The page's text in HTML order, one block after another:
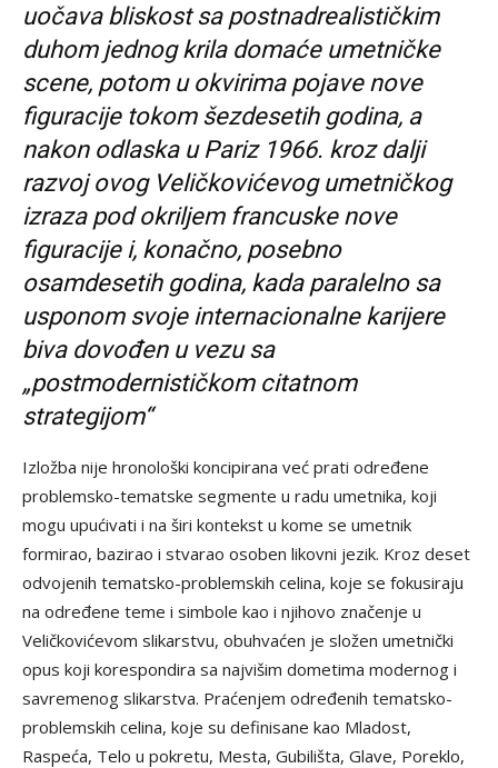
uočava bliskost sa postnadrealističkim
duhom jednog krila domaće umetničke
scene, potom u okvirima pojave nove
figuracije tokom šezdesetih godina, a
nakon odlaska u Pariz 1966. kroz dalji
razvoj ovog Veličkovićevog umetničkog
izraza pod okriljem francuske nove
figuracije i, konačno, posebno
osamdesetih godina, kada paralelno sa
usponom svoje internacionalne karijere
biva dovođen u vezu sa
„postmodernističkom citatnom
strategijom“
Izložba nije hronološki koncipirana već prati određene
problemsko-tematske segmente u radu umetnika, koji
mogu upućivati i na širi kontekst u kome se umetnik
formirao, bazirao i stvarao osoben likovni jezik. Kroz deset
odvojenih tematsko-problemskih celina, koje se fokusiraju
na određene teme i simbole kao i njihovo značenje u
Veličkovićevom slikarstvu, obuhvaćen je složen umetnički
opus koji korespondira sa najvišim dometima modernog i
savremenog slikarstva. Praćenjem određenih tematsko-
problemskih celina, koje su definisane kao Mladost,
Raspeća, Telo u pokretu, Mesta, Gubilišta, Glave, Poreklo,